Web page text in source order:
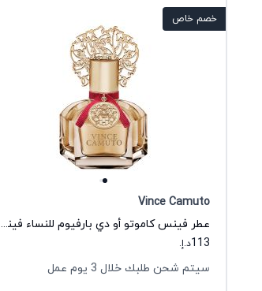
خصم خاص
Vince Camuto
عطر فينس كاموتو أو دي بارفيوم للنساء فينس كاموتو
113د.إ.
سيتم شحن طلبك خلال 3 يوم عمل